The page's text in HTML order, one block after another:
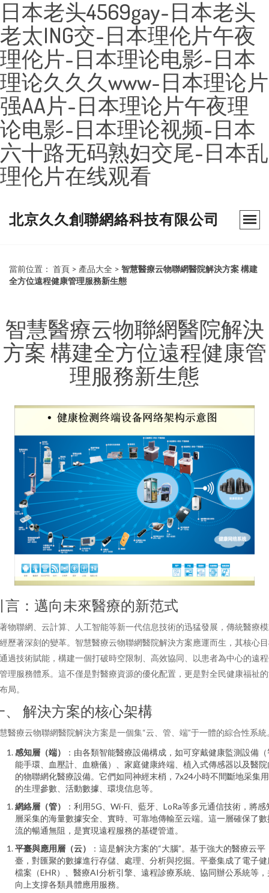
日本老头4569gay-日本老头
老太ING交-日本理伦片午夜
理伦片-日本理论电影-日本
理论久久久www-日本理论片
强AA片-日本理论片午夜理
论电影-日本理论视频-日本
六十路无码熟妇交尾-日本乱
理伦片在线观看
北京久久創聯網絡科技有限公司
當前位置： 首頁 > 產品大全 > 智慧醫療云物聯網醫院解決方案 構建
全方位遠程健康管理服務新生態
智慧醫療云物聯網醫院解決
方案 構建全方位遠程健康管
理服務新生態
言：邁向未來醫療的新范式
物聯網、云計算、人工智能等新一代信息技術的迅猛發展，傳統醫療
歷著深刻的變革。智慧醫療云物聯網醫院解決方案應運而生，其核心
過技術賦能，構建一個打破時空限制、高效協同、以患者為中心的遠
理服務體系。這不僅是對醫療資源的優化配置，更是對全民健康福祉
局。
、 解決方案的核心架構
醫療云物聯網醫院解決方案是一個集“云、管、端”于一體的綜合性系統
感知層（端）
：由各類智能醫療設備構成，如可穿戴健康監測設備（
能手環、血壓計、血糖儀）、家庭健康終端、植入式傳感器以及醫院
的物聯網化醫療設備。它們如同神經末梢，7x24小時不間斷地采集
的生理參數、活動數據、環境信息等。
網絡層（管）
：利用5G、Wi-Fi、藍牙、LoRa等多元通信技術，將感
層采集的海量數據安全、實時、可靠地傳輸至云端。這一層確保了數
流的暢通無阻，是實現遠程服務的基礎管道。
平臺與應用層（云）
：這是解決方案的“大腦”。基于強大的醫療云平
臺，對匯聚的數據進行存儲、處理、分析與挖掘。平臺集成了電子健
檔案（EHR）、醫療AI分析引擎、遠程診療系統、協同辦公系統等，
向上支撐各類具體應用服務。